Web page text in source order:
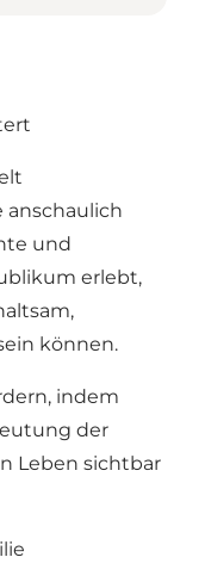
anschaulich
und
erlebt,
können.
indem
der
Leben sichtbar